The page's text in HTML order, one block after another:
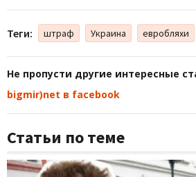
Теги: штраф Украина евробляхи
Не пропусти другие интересные
bigmir)net в facebook
Статьи по теме